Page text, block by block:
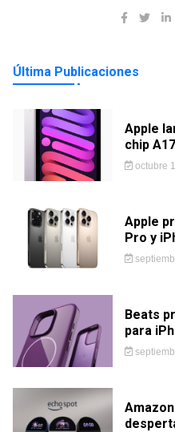
Última Publicaciones
Apple
chip
octubre
Apple
Pro y
Beats
para